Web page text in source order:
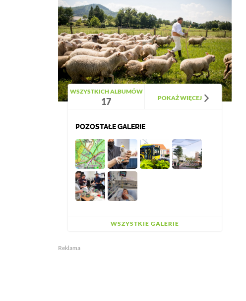
WSZYSTKICH ALBUMÓW
17 POKAŻ WIĘCEJ
POZOSTAŁE GALERIE
WSZYSTKIE GALERIE
Reklama